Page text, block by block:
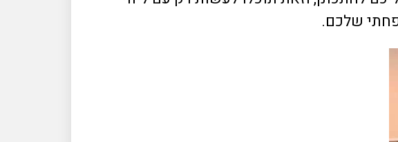
שלכם.